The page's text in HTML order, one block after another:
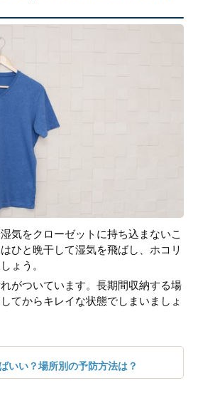
気をクローゼットに持ち込まないこ
ひと晩干して湿気を飛ばし、ホコリ
ょう。
がついています。長期間収納する場
てからキレイな状態でしまいましょ
いい？場所別の予防方法は？